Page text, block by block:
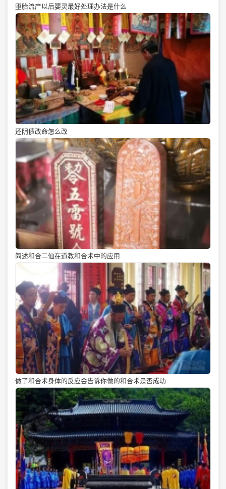
堕胎流产以后婴灵最好处理办法是什么
还阴债改命怎么改
简述和合二仙在道教和合术中的应用
做了和合术身体的反应会告诉你做的和合术是否成功